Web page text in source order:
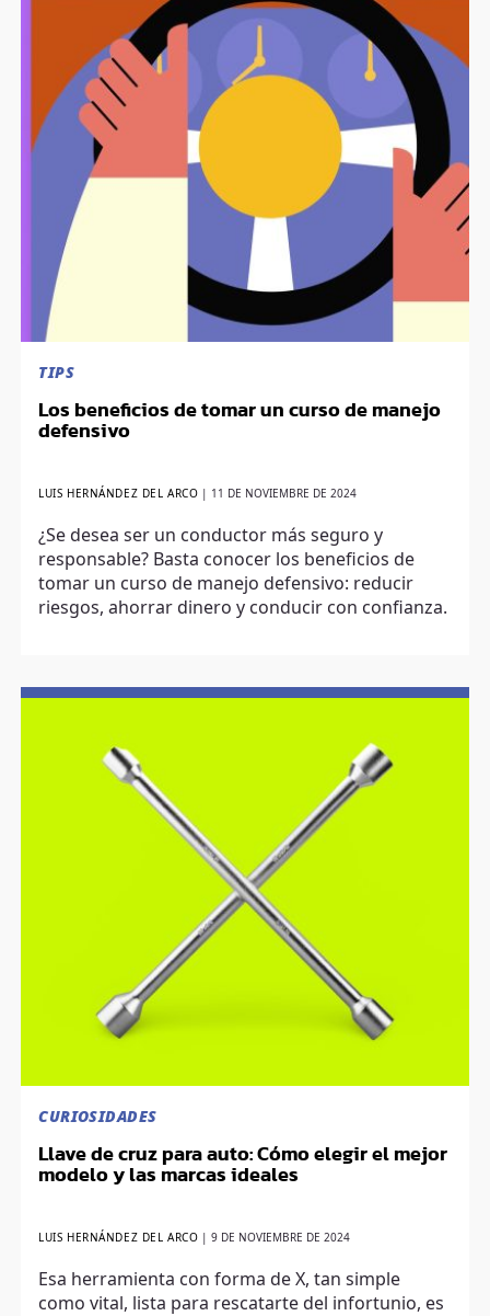
TIPS
Los beneficios de tomar un curso de manejo
defensivo
LUIS HERNÁNDEZ DEL ARCO 11 DE NOVIEMBRE DE 2024
¿Se desea ser un conductor más seguro y
responsable? Basta conocer los beneficios de
tomar un curso de manejo defensivo: reducir
riesgos, ahorrar dinero y conducir con confianza.
CURIOSIDADES
Llave de cruz para auto: Cómo elegir el mejor
modelo y las marcas ideales
LUIS HERNÁNDEZ DEL ARCO |9 DE NOVIEMBRE DE 2024
Esa herramienta con forma de X, tan simple
como vital, lista para rescatarte del infortunio, es